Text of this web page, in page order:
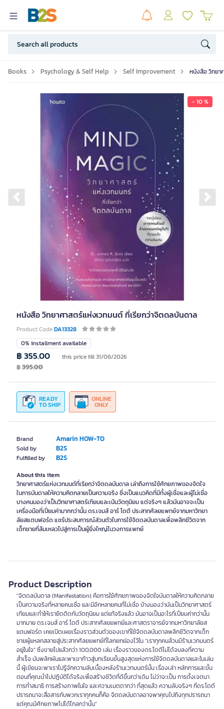
Books Psychology & Self Help Self Improvement หนังสือ วิทยา
- 10 %
Previous slide
หนังสือ วิทยาศาสตร์แห่งเวทมนต์ ที่เรียกว่าจิตดลบันดาล
Product CodeDA13328
Brand Amarin HOW-TO
Sold by B2S
Fulfilled by B2S
0% installment available
READY
TO SHIP
ONLINE
ONLY
฿ 355.00 this price till 31/08/2026
฿395.00
About this item
วิทยาศาสตร์แห่งเวทมนต์ที่เรียกว่าจิตดลบันดาล เล่าถึงการใช้ศักยภาพของจิตใจ
ในการบันดาลให้ความคิดกลายเป็นความจริง ซึ่งเป็นแนวคิดที่มีทั้งผู้เชื่อและผู้ไม่เชื่อ
บางคนมองว่าเป็นวิทยาศาสตร์เทียมและเน้นวัตถุนิยม แต่จริงๆ แล้วมันอาจจะเป็น
เครื่องมือที่เปี่ยมค่ามากกว่านั้น ดร.เจมส์ อาร์ โดตี ประสาทศัลยแพทย์จากมหาวิทยา
ลัยสแตนฟอร์ด แชร์ประสบการณ์ส่วนตัวในการใช้จิตดลบันดาลเพื่อพลิกชีวิตจาก
เด็กชายที่ล้มเหลวไปสู่การเป็นผู้ยิ่งใหญ่ในวงการแพทย์
Product Description
"จิตดลบันดาล (Manifestation) คือการใช้ศักยภาพของจิตใจบันดาลให้ความคิดกลาย
เป็นความจริงที่หลายคนเชื่อ และมีอีกหลายคนที่ไม่เชื่อ บ้างมองว่ามันเป็นวิทยาศาสตร์
เทียมและทำให้เรายึดติดกับวัตถุนิยม แต่แท้จริงแล้ว มันอาจเป็นอะไรที่เปี่ยมค่ากว่านั้น
มากมาย ดร.เจมส์ อาร์ โดตี ประสาทศัลยแพทย์และศาสตราจารย์จากมหาวิทยาลัยส
แตนฟอร์ด เคยเปิดเผยเรื่องราวส่วนตัวของเขาที่ใช้จิตดลบันดาลพลิกชีวิตจากเด็ก
ชายผู้แหลกสลายสู่ประสาทศัลยแพทย์ที่โลกยกย่องไว้ใน “เราทุกคนล้วนมีร้านเวทมนตร์
อยู่ในใจ” ซึ่งขายไปแล้วกว่า 100,000 เล่ม เรื่องราวของดร.โดตีไม่ได้จบลงที่ความ
สำเร็จ มันพลิกผันและพาเขาก้าวสู่บทเรียนขั้นสูงสุดแห่งการใช้จิตดลบันดาลและในเล่ม
นี้ ผู้เขียนจะพาเราไปรู้จักความลับเบื้องหลังร้านเวทมนตร์นั้น เรื่องเล่า หลักการและขั้น
ตอนที่คุณนำไปปฏิบัติได้จริงเพื่อสร้างชีวิตที่ดีขึ้นกว่าเดิม ไม่ว่าจะเป็น การตั้งเจตนา
การทำสมาธิ การสร้างภาพในใจ และความเมตตาทว่า ที่สุดแล้ว ความลับจริงๆ ที่ดร.โดตี
ปรารถนาจะสื่อสารกับพวกเราทุกคนก็คือ จิตดลบันดาลอาจพาคุณไปถึงทุกปรารถนา
แต่คุณมีศักยภาพไปได้ไกลกว่านั้น"